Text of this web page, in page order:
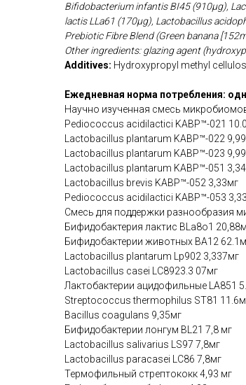
Bifidobacterium infantis BI45 (910μg),
lactis LLa61 (170μg), Lactobacillus
Prebiotic Fibre Blend (Green banana
Other ingredients: glazing agent
Additives: Hydroxypropyl methyl
Ежедневная норма потребления:
Научно изученная смесь
Pediococcus acidilactici KABP™-021
Lactobacillus plantarum KABP™-022
Lactobacillus plantarum KABP™-023
Lactobacillus plantarum KABP™-051
Lactobacillus brevis KABP™-052 3,33мг
Pediococcus acidilactici KABP™-053
Смесь для поддержки разнообразия
Бифидобактерия лактис BLa8o1
Бифидобактерии животных BA12
Lactobacillus plantarum Lp902 3,337мг
Lactobacillus casei LC8923.3 07мг
Лактобактерии ацидофильные LA851
Streptococcus thermophilus ST81
Bacillus coagulans 9,35мг
Бифидобактерии лонгум BL21 7,8 мг
Lactobacillus salivarius LS97 7,8мг
Lactobacillus paracasei LC86 7,8мг
Термофильный стрептококк 4,93 мг